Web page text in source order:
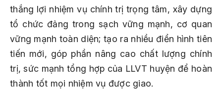
thắng lợi nhiệm vụ chính trị trọng tâm, xây dựng
tổ chức đảng trong sạch vững mạnh, cơ quan
vững mạnh toàn diện; tạo ra nhiều điển hình tiên
tiến mới, góp phần nâng cao chất lượng chính
trị, sức mạnh tổng hợp của LLVT huyện để hoàn
thành tốt mọi nhiệm vụ được giao.